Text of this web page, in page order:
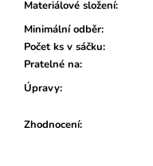
Materiálové složení:
Minimální odběr:
Počet ks v sáčku:
Pratelné na:
Úpravy:
Zhodnocení: